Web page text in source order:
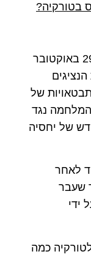
בטורקיה?
שר החוץ לשעבר אלי כהן הודיע ב-29 באוקטובר
של
המלחמה נגד
של יחסיה
לאחר
שעבר
ידי
כמה